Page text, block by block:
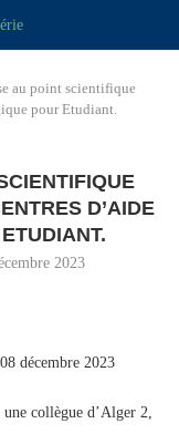
au point scientifique
pour Etudiant.
D’AIDE
2023
08 décembre 2023
collègue d’Alger 2,